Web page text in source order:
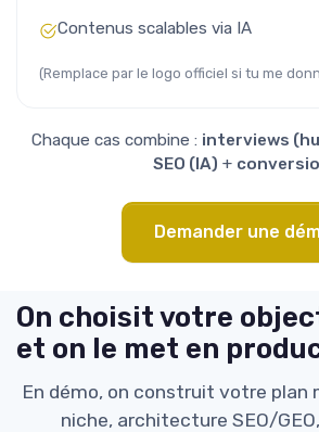
Contenus scalables via IA
(Remplace par le logo officiel si tu me
Chaque cas combine : interviews
SEO (IA) +
Demander une
On choisit votre
et on le met en
En démo, on construit votre plan
niche, architecture SEO/